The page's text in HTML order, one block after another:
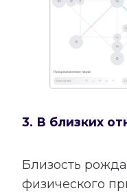
3. В близких
Близость
физического